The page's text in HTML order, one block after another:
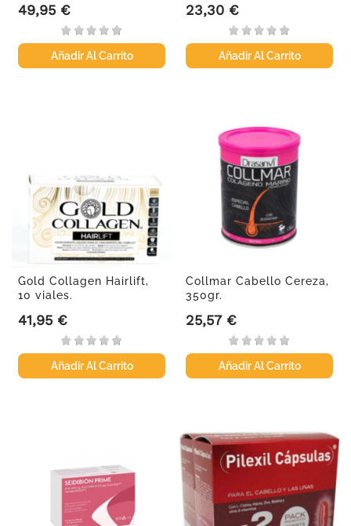
Precio
49,95 €
Añadir Al Carrito
Precio
23,30 €
Añadir Al Carrito
Gold Collagen Hairlift,
10 viales.
Precio
41,95 €
Añadir Al Carrito
Collmar Cabello Cereza,
350gr.
Precio
25,57 €
Añadir Al Carrito